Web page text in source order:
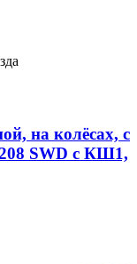
на колёсах, с
SWD с КШ1,